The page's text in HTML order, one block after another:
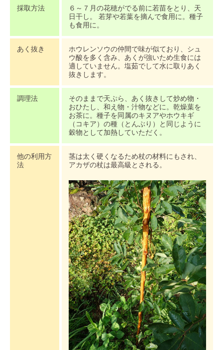
採取方法
６～７月の花穂がでる前に若苗をとり、天
日干し。 若芽や若葉を摘んで食用に。種子
も食用に。
あく抜き
ホウレンソウの仲間で味が似ており、シュ
ウ酸を多く含み、あくが強いため生食には
適していません。塩茹でして水に取りあく
抜きします。
調理法
そのままで天ぷら、あく抜きして炒め物・
おひたし、和え物・汁物などに。乾燥葉を
お茶に。種子を同属のキヌアやホウキギ
（コキア）の種（とんぶり）と同じように
穀物として加熱していただく。
他の利用方
法
茎は太く硬くなるため杖の材料にもされ、
アカザの杖は最高級とされる。